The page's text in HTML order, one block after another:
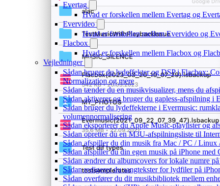
Evertag
Hvad er forskellen mellem Evertag og
Evervideo
Hvad er forskellen mellem Evervideo og
Flacbox
Hvad er forskellen mellem Flacbox og
Vejledninger
Sådan bruger du lydeffekter og DSP i Flacbox:
Normalization og mere
Sådan tænder du en musikvisualizer, mens du
Sådan aktiverer og bruger du gapless-afspilning i
Sådan bruger du lydeffekterne i Evermusic:
volumennormalisering
Sådan eksporterer du Apple Music-playlister og
Sådan opretter du en M3U-afspilningsliste til
Sådan afspiller du din musik fra Mac / PC /
Sådan afspiller du din egen musik på iPhone med
Sådan ændrer du albumcovers for lokale numre
Sådan redigerer du sangtekster for lydfiler på
Sådan overfører du dit musikbibliotek mellem